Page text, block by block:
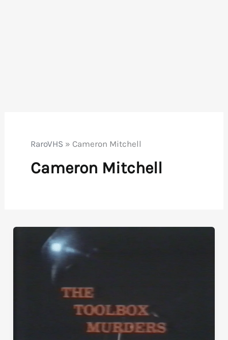
RaroVHS » Cameron Mitchell
Cameron Mitchell